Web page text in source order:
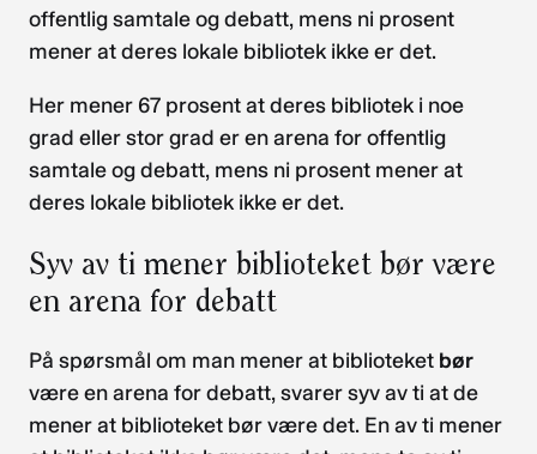
offentlig samtale og debatt, mens ni prosent
mener at deres lokale bibliotek ikke er det.
Her mener 67 prosent at deres bibliotek i noe
grad eller stor grad er en arena for offentlig
samtale og debatt, mens ni prosent mener at
deres lokale bibliotek ikke er det.
Syv av ti mener biblioteket bør være
en arena for debatt
På spørsmål om man mener at biblioteket bør
være en arena for debatt, svarer syv av ti at de
mener at biblioteket bør være det. En av ti mener